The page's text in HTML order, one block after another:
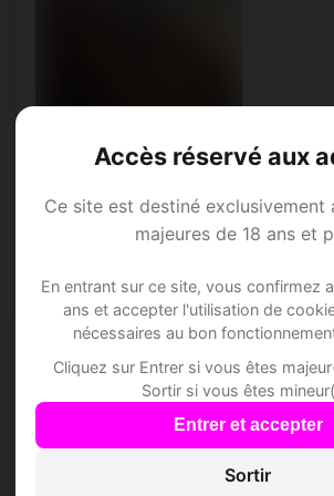
Accès réservé aux
Ce site est destiné exclusivement
majeures de 18 ans et
En entrant sur ce site, vous confirmez
ans et accepter l'utilisation de
nécessaires au bon
Cliquez sur Entrer si vous êtes
Sortir si vous êtes
Entrer et accepter
Sortir
Mamedy, 27
Verseau • Sans emploi
Bennwil • Bâle-Campagne
Speed